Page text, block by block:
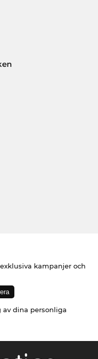
kampanjer och
dina personliga